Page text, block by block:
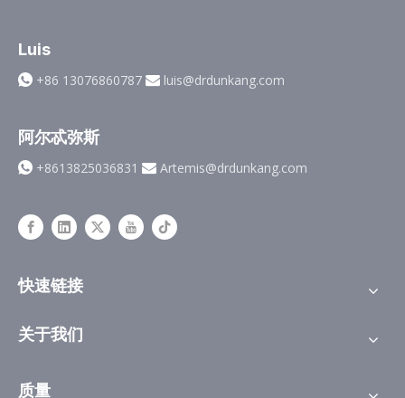
Luis
 +86 13076860787  luis@drdunkang.com
阿尔忒弥斯
 +8613825036831  Artemis@drdunkang.com
快速链接
关于我们
质量